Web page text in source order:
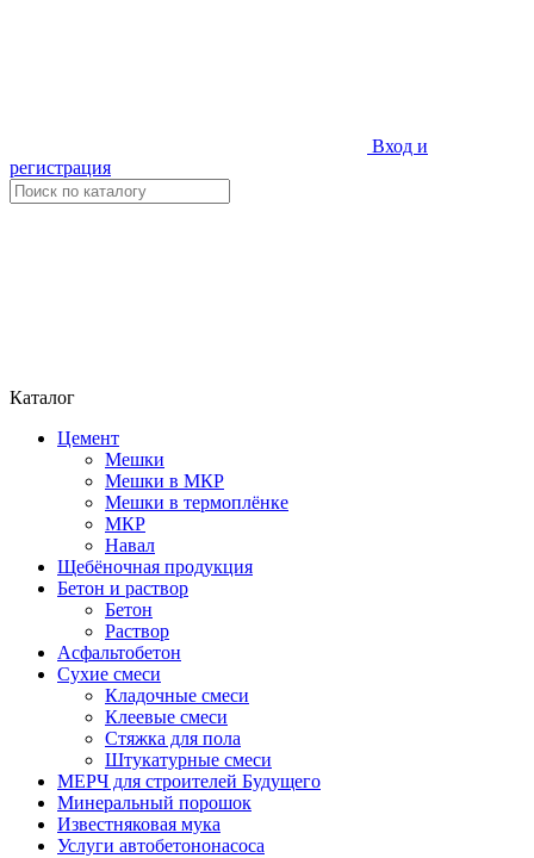
Вход и
регистрация
Каталог
Цемент
Мешки
Мешки в МКР
Мешки в термоплёнке
МКР
Навал
Щебёночная продукция
Бетон и раствор
Бетон
Раствор
Асфальтобетон
Сухие смеси
Кладочные смеси
Клеевые смеси
Стяжка для пола
Штукатурные смеси
МЕРЧ для строителей Будущего
Минеральный порошок
Известняковая мука
Услуги автобетононасоса